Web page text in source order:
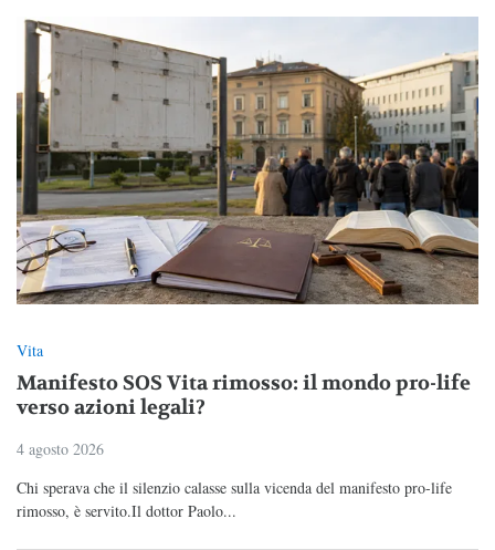
Vita
Manifesto SOS Vita rimosso: il mondo pro-life
verso azioni legali?
4 agosto 2026
Chi sperava che il silenzio calasse sulla vicenda del manifesto pro-life
rimosso, è servito.Il dottor Paolo...